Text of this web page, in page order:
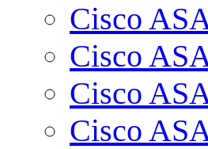
Cisco
Cisco
Cisco
Cisco